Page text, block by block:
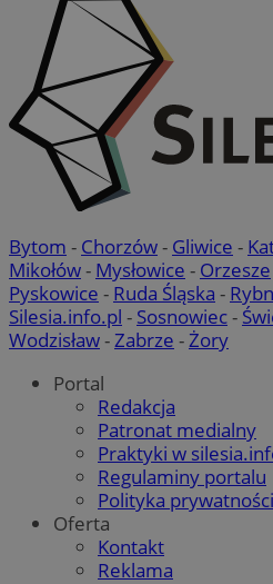
Bytom - Chorzów- Gliwice -
Mikołów- Mysłowice - Orzesze
Pyskowice - Ruda Śląska -
Silesia.info.pl - Sosnowiec-
Wodzisław-Zabrze -Żory
Portal
Redakcja
Patronat medialny
Praktyki w
Regulaminy portalu
Polityka prywatności
Oferta
Kontakt
Reklama